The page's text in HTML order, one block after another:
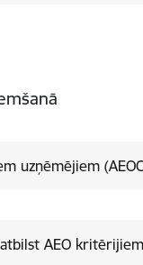
uzņēmējiem
AEO kritērijiem